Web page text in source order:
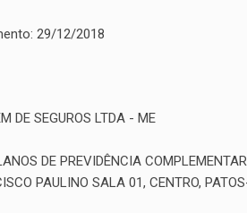
29/12/2018
DE SEGUROS LTDA - ME
DE PREVIDÊNCIA
PAULINO SALA 01, CENTRO,